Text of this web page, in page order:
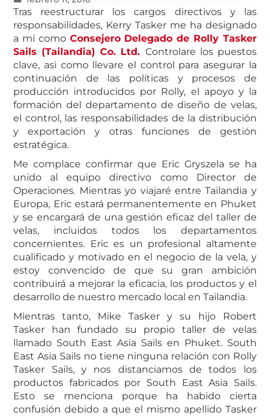
Tras reestructurar los cargos directivos y las
responsabilidades, Kerry Tasker me ha designado
a mí como Consejero Delegado de Rolly Tasker
Sails (Tailandia) Co. Ltd. Controlare los puestos
clave, asi como llevare el control para asegurar la
continuación de las políticas y procesos de
producción introducidos por Rolly, el apoyo y la
formación del departamento de diseño de velas,
el control, las responsabilidades de la distribución
y exportación y otras funciones de gestión
estratégica.
Me complace confirmar que Eric Gryszela se ha
unido al equipo directivo como Director de
Operaciones. Mientras yo viajaré entre Tailandia y
Europa, Eric estará permanentemente en Phuket
y se encargará de una gestión eficaz del taller de
velas, incluidos todos los departamentos
concernientes. Eric es un profesional altamente
cualificado y motivado en el negocio de la vela, y
estoy convencido de que su gran ambición
contribuirá a mejorar la eficacia, los productos y el
desarrollo de nuestro mercado local en Tailandia.
Mientras tanto, Mike Tasker y su hijo Robert
Tasker han fundado su propio taller de velas
llamado South East Asia Sails en Phuket. South
East Asia Sails no tiene ninguna relación con Rolly
Tasker Sails, y nos distanciamos de todos los
productos fabricados por South East Asia Sails.
Esto se menciona porque ha habido cierta
confusión debido a que el mismo apellido Tasker